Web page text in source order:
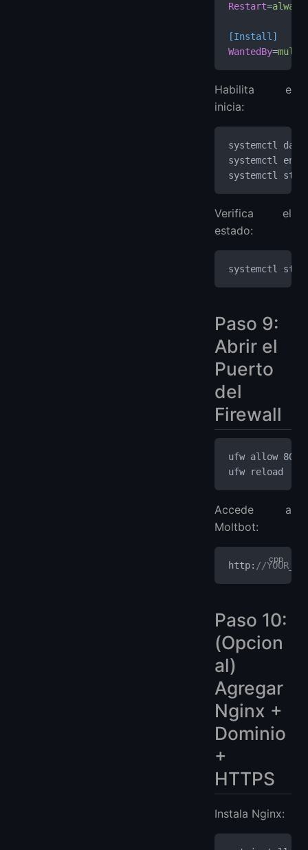
Restart=always
[Install]
WantedBy=
Habilita e
inicia:
systemctl
systemctl
systemctl
Verifica el
estado:
systemctl
Paso 9:
Abrir el
Puerto
del
Firewall
ufw allow 8080
ufw reload
Accede a
Moltbot:
http: //
Paso 10:
(Opcion
al)
Agregar
Nginx +
Dominio
+
HTTPS
Instala Nginx: